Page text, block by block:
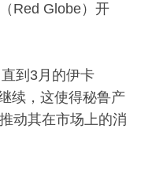
Red Globe）开
到3月的伊卡
续，这使得秘鲁产
动其在市场上的消